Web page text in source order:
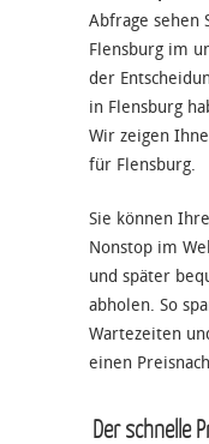
Abfrage sehen
Flensburg im
der
in Flensburg
Wir zeigen
für Flensburg.
Sie können
Nonstop im
und später
abholen. So
Wartezeiten
einen
Der schnelle